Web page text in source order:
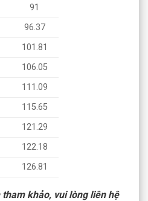
91
96.37
101.81
106.05
111.09
115.65
121.29
122.18
126.81
khảo, vui lòng liên hệ